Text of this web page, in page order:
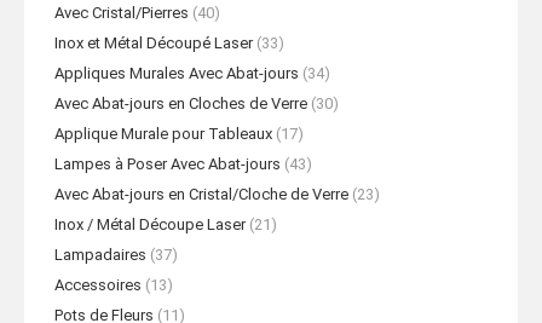
Avec Cristal/Pierres (40)
Inox et Métal Découpé Laser (33)
Appliques Murales Avec Abat-jours (34)
Avec Abat-jours en Cloches de Verre (30)
Applique Murale pour Tableaux (17)
Lampes à Poser Avec Abat-jours (43)
Avec Abat-jours en Cristal/Cloche de Verre (23)
Inox / Métal Découpe Laser (21)
Lampadaires (37)
Accessoires (13)
Pots de Fleurs (11)